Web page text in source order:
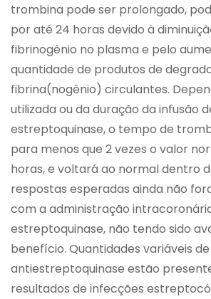
trombina pode ser prolongado,
por até 24 horas devido à
fibrinogênio no plasma e pelo
quantidade de produtos de
fibrina(nogênio) circulantes.
utilizada ou da duração da infusão
estreptoquinase, o tempo de
para menos que 2 vezes o valor
horas, e voltará ao normal dentro
respostas esperadas ainda não
com a administração
estreptoquinase, não tendo sido
benefício. Quantidades variáveis
antiestreptoquinase estão
resultados de infecções